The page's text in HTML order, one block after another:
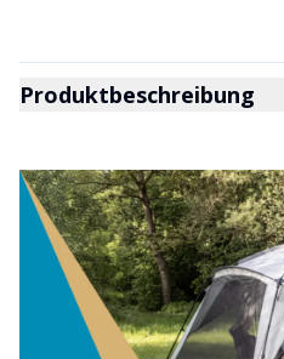
Produktbeschreibung